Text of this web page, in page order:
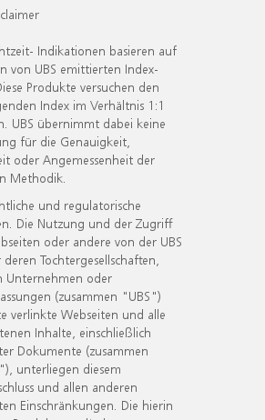
Indikationen basieren auf
von UBS emittierten Index-
Produkte versuchen den
Index im Verhältnis 1:1
UBS übernimmt dabei keine
für die Genauigkeit,
oder Angemessenheit der
Methodik.
und regulatorische
Die Nutzung und der Zugriff
oder andere von der UBS
Tochtergesellschaften,
Unternehmen oder
(zusammen "UBS")
verlinkte Webseiten und alle
Inhalte, einschließlich
Dokumente (zusammen
unterliegen diesem
und allen anderen
Einschränkungen. Die hierin